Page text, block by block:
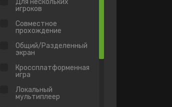
Для нескольких
игроков
Совместное
прохождение
Общий/Разделенный
экран
Кроссплатформенная
игра
Локальный
мультиплеер